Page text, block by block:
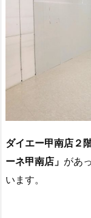
ダイエー甲南店２
ーネ甲南店」 があ
います。